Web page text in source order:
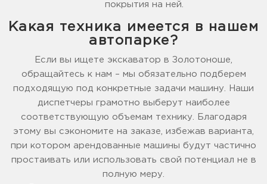
покрытия на ней.
Какая техника имеется в нашем
автопарке?
Если вы ищете экскаватор в Золотоноше,
обращайтесь к нам – мы обязательно подберем
подходящую под конкретные задачи машину. Наши
диспетчеры грамотно выберут наиболее
соответствующую объемам технику. Благодаря
этому вы сэкономите на заказе, избежав варианта,
при котором арендованные машины будут частично
простаивать или использовать свой потенциал не в
полную меру.